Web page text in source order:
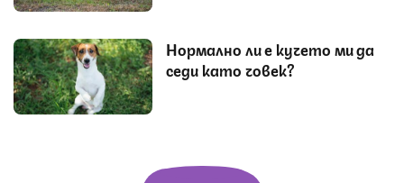
Нормално ли е кучето ми да
седи като човек?